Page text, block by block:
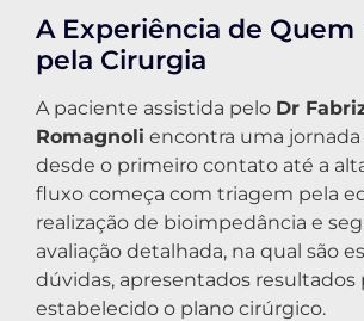
A Experiência de Quem
pela Cirurgia
A paciente assistida pelo Dr
Romagnoli encontra uma jornada
desde o primeiro contato até a
fluxo começa com triagem pela
realização de bioimpedância e
avaliação detalhada, na qual são
dúvidas, apresentados resultados
estabelecido o plano cirúrgico.